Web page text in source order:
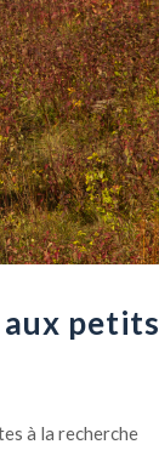
petits
à la recherche